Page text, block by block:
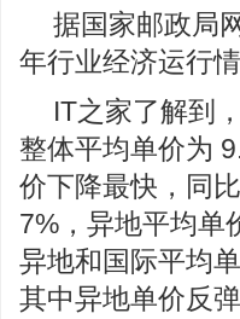
据国家邮政局
年行业经济运行情
IT之家了解到
整体平均单价为
价下降最快，同
7%，异地平均单
异地和国际平均
其中异地单价反